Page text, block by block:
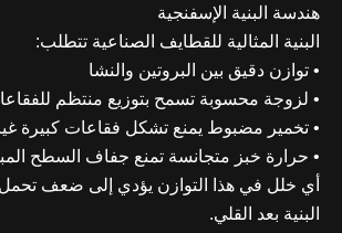
هندسة البنية الإسفنجية
البنية المثالية للقطايف الصناعية تتطلب:
• توازن دقيق بين البروتين والنشا
• لزوجة محسوبة تسمح بتوزيع منتظم
• تخمير مضبوط يمنع تشكل فقاعات كبيرة
• حرارة خبز متجانسة تمنع جفاف السطح
أي خلل في هذا التوازن يؤدي إلى ضعف تحمل
البنية بعد القلي.